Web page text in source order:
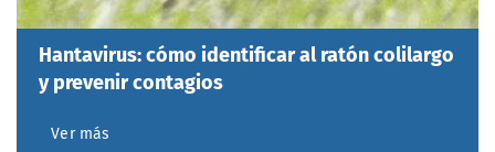
Hantavirus: cómo identificar al ratón colilargo
y prevenir contagios
Ver más